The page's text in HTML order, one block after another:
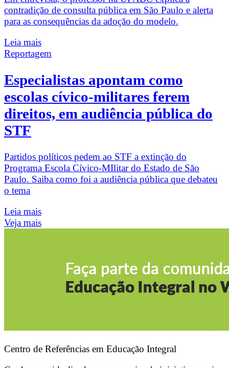
contradição de consulta pública em São Paulo e alerta
para as consequências da adoção do modelo.
Leia mais
Reportagem
Especialistas apontam como
escolas cívico-militares ferem
direitos, em audiência pública do
STF
Partidos políticos pedem ao STF a extinção do
Programa Escola Cívico-MIlitar do Estado de São
Paulo. Saiba como foi a audiência pública que debateu
o tema
Leia mais
Veja mais
Centro de Referências em Educação Integral